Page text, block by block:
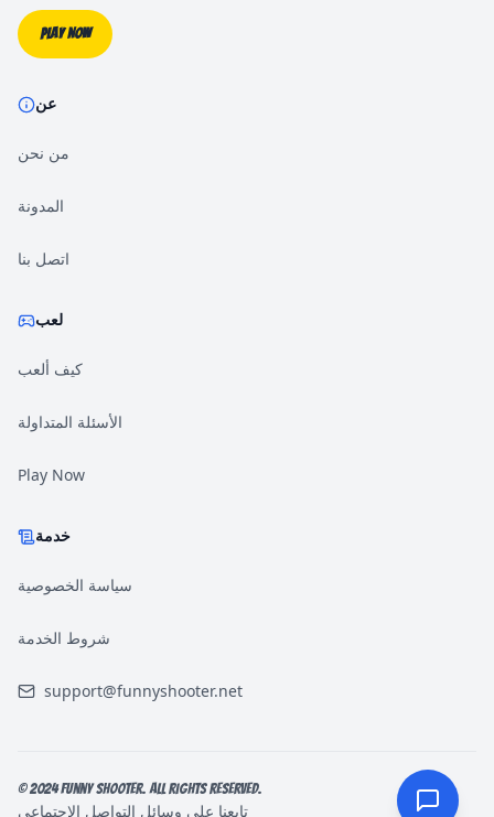
Play Now
عن
من نحن
المدونة
اتصل بنا
لعب
كيف ألعب
الأسئلة المتداولة
Play Now
خدمة
سياسة الخصوصية
شروط الخدمة
support@funnyshooter.net
© 2024 Funny Shooter. All rights reserved.
تابعنا على وسائل التواصل الاجتماعي